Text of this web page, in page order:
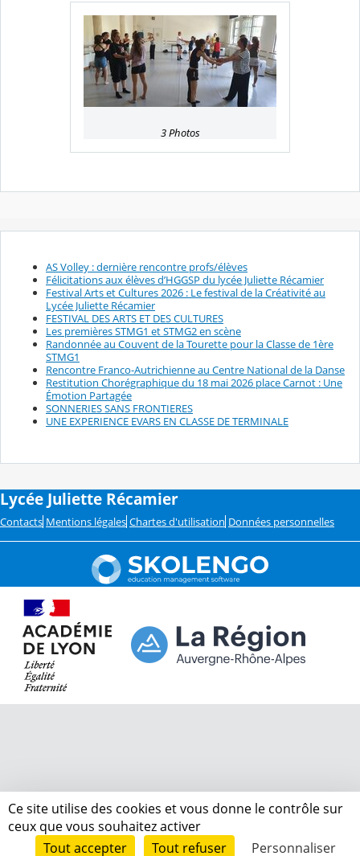
3 Photos
AS Volley : dernière rencontre profs/élèves
Félicitations aux élèves d’HGGSP du lycée Juliette Récamier
Festival Arts et Cultures 2026 : Le festival de la Créativité au
Lycée Juliette Récamier
FESTIVAL DES ARTS ET DES CULTURES
Les premières STMG1 et STMG2 en scène
Randonnée au Couvent de la Tourette pour la Classe de 1ère
STMG1
Rencontre Franco-Autrichienne au Centre National de la Danse
Restitution Chorégraphique du 18 mai 2026 place Carnot : Une
Émotion Partagée
SONNERIES SANS FRONTIERES
UNE EXPERIENCE EVARS EN CLASSE DE TERMINALE
Lycée Juliette Récamier
Contacts Mentions légales Chartes d'utilisation Données personnelles
Ce site utilise des cookies et vous donne le contrôle sur
ceux que vous souhaitez activer
Tout accepter
Tout refuser Personnaliser